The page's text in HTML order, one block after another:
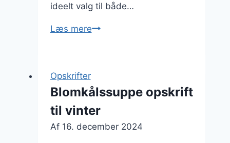
ideelt valg til både…
Læs mereBlomkålssuppe
Opskrifter
Blomkålssuppe opskrift
til vinter
Af 16. december 2024